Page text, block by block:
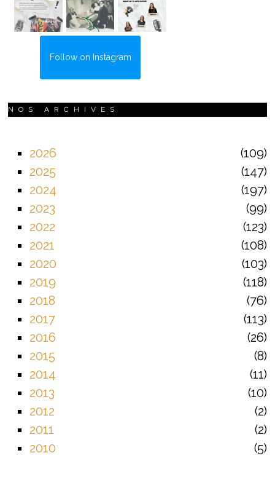
Follow on Instagram
NOS ARCHIVES
2026
109
2025
147
2024
197
2023
99
2022
123
2021
108
2020
103
2019
118
2018
76
2017
113
2016
26
2015
8
2014
11
2013
10
2012
2
2011
2
2010
5